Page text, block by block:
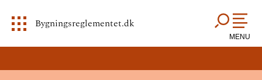
Bygningsreglementet.dk
MENU